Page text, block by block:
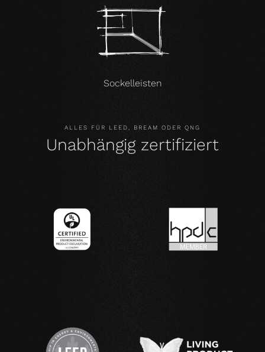
Sockelleisten
ALLES FÜR LEED, BREAM ODER QNG
Unabhängig zertifiziert